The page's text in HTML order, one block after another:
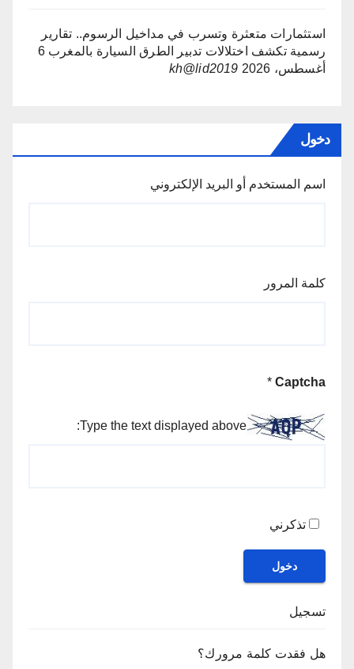
استثمارات متعثرة وتسرب في مداخيل الرسوم.. تقارير
رسمية تكشف اختلالات تدبير الطرق السيارة بالمغرب 6
أغسطس، 2026
kh@lid2019
دخول
اسم المستخدم أو البريد الإلكتروني
كلمة المرور
Captcha
*
Type the text displayed above:
تذكرني
دخول
تسجيل
هل فقدت كلمة مرورك؟